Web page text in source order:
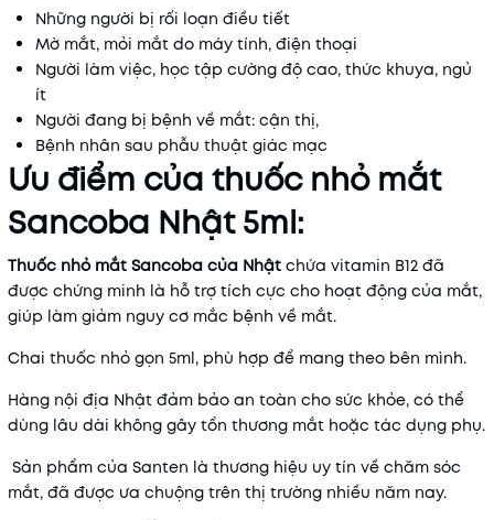
Những người bị rối loạn điều tiết
Mờ mắt, mỏi mắt do máy tính, điện thoại
Người làm việc, học tập cường độ cao, thức khuya, ngủ
ít
Người đang bị bệnh về mắt: cận thị,
Bệnh nhân sau phẫu thuật giác mạc
Ưu điểm của thuốc nhỏ mắt
Sancoba Nhật 5ml:
Thuốc nhỏ mắt Sancoba của Nhật chứa vitamin B12 đã
được chứng minh là hỗ trợ tích cực cho hoạt động của mắt,
giúp làm giảm nguy cơ mắc bệnh về mắt.
Chai thuốc nhỏ gọn 5ml, phù hợp để mang theo bên mình.
Hàng nội địa Nhật đảm bảo an toàn cho sức khỏe, có thể
dùng lâu dài không gây tổn thương mắt hoặc tác dụng phụ.
Sản phẩm của Santen là thương hiệu uy tín về chăm sóc
mắt, đã được ưa chuộng trên thị trường nhiều năm nay.